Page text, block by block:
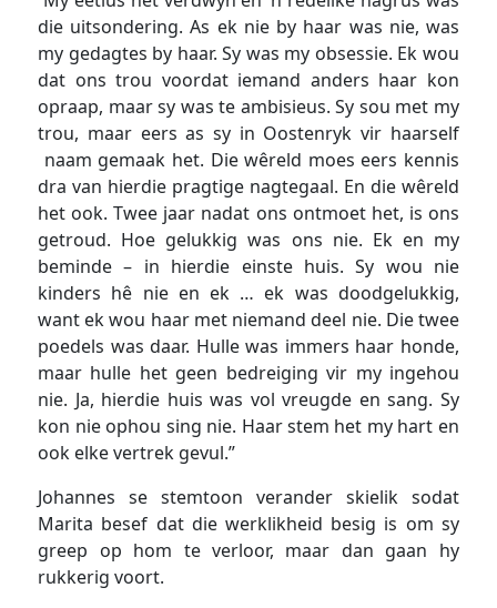
die uitsondering. As ek nie by haar was nie, was
my gedagtes by haar. Sy was my obsessie. Ek wou
dat ons trou voordat iemand anders haar kon
opraap, maar sy was te ambisieus. Sy sou met my
trou, maar eers as sy in Oostenryk vir haarself
naam gemaak het. Die wêreld moes eers kennis
dra van hierdie pragtige nagtegaal. En die wêreld
het ook. Twee jaar nadat ons ontmoet het, is ons
getroud. Hoe gelukkig was ons nie. Ek en my
beminde – in hierdie einste huis. Sy wou nie
kinders hê nie en ek … ek was doodgelukkig,
want ek wou haar met niemand deel nie. Die twee
poedels was daar. Hulle was immers haar honde,
maar hulle het geen bedreiging vir my ingehou
nie. Ja, hierdie huis was vol vreugde en sang. Sy
kon nie ophou sing nie. Haar stem het my hart en
ook elke vertrek gevul.”
Johannes se stemtoon verander skielik sodat
Marita besef dat die werklikheid besig is om sy
greep op hom te verloor, maar dan gaan hy
rukkerig voort.